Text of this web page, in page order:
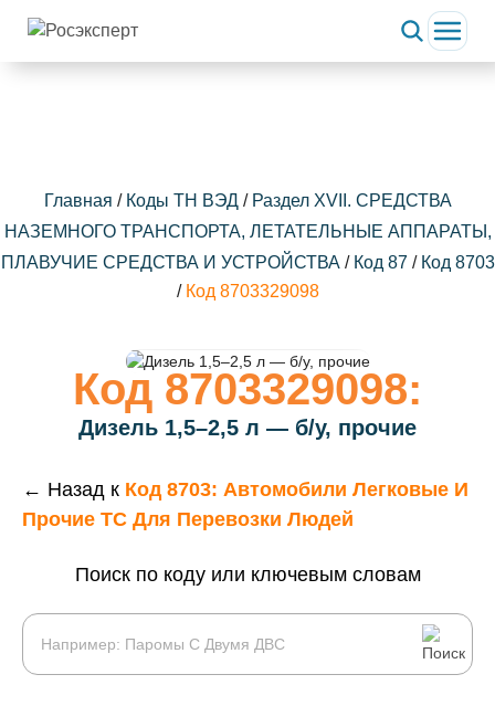
Главная / Коды ТН ВЭД/ Раздел XVII. СРЕДСТВА
НАЗЕМНОГО ТРАНСПОРТА, ЛЕТАТЕЛЬНЫЕ АППАРАТЫ,
ПЛАВУЧИЕ СРЕДСТВА И УСТРОЙСТВА / Код 87 / Код 8703
/ Код 8703329098
Код 8703329098:
Дизель 1,5–2,5 л — б/у, прочие
← Назад к Код 8703: Автомобили Легковые И
Прочие ТС Для Перевозки Людей
Поиск по коду или ключевым словам